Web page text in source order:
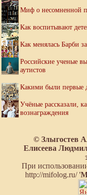
Миф о несомненной
Как воспитывают
Как менялась Барби
Российские ученые
аутистов
Какими были первые
Учёные рассказали,
вознаграждения
© Злыгостев
Елисеева
При
http://mifolog.ru/ '